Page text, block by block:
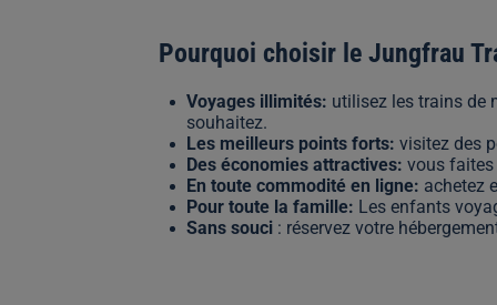
Pourquoi choisir le Jungfrau
Voyages illimités: utilisez les trains de
souhaitez.
Les meilleurs points forts: visitez des
Des économies attractives: vous faites
En toute commodité en ligne: achetez
Pour toute la famille: Les enfants
Sans souci : réservez votre